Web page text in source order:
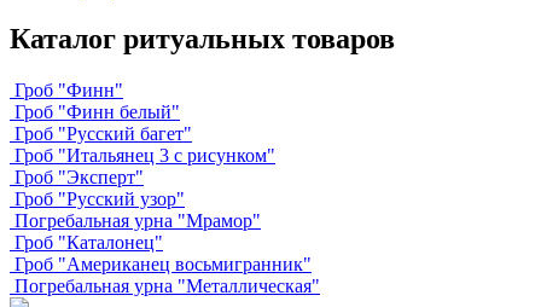
Каталог ритуальных товаров
Гроб "Финн"
Гроб "Финн белый"
Гроб "Русский багет"
Гроб "Итальянец 3 с рисунком"
Гроб "Эксперт"
Гроб "Русский узор"
Погребальная урна "Мрамор"
Гроб "Каталонец"
Гроб "Американец восьмигранник"
Погребальная урна "Металлическая"